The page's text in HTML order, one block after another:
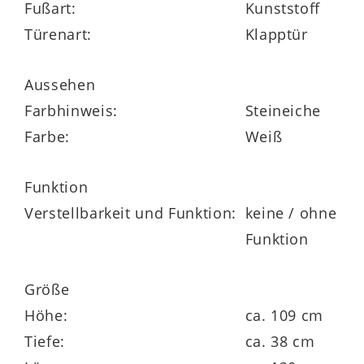
undSteineiche-Nachbildung verleiht
dem Schrank eine wohnlich-leichte
Edelstahl-Finish
und runden das Erscheinungsbild
hochwertig ab.
Klare Optik mit viel Funktion
Fußart:
Kunststoff
Türenart:
Klapptür
Aussehen
Farbhinweis:
Steineiche
Farbe:
Weiß
Funktion
Verstellbarkeit und Funktion: keine / ohne
Funktion
Größe
Höhe:
ca. 109 cm
Tiefe:
ca. 38 cm